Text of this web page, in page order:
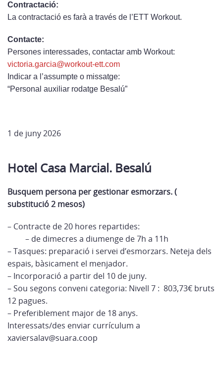
Contractació:
La contractació es farà a través de l’ETT Workout.
Contacte:
Persones interessades, contactar amb Workout:
victoria.garcia@workout-ett.com
Indicar a l’assumpte o missatge:
“Personal auxiliar rodatge Besalú”
1 de juny 2026
Hotel Casa Marcial. Besalú
Busquem persona per gestionar esmorzars. (
substitució 2 mesos)
– Contracte de 20 hores repartides:
– de dimecres a diumenge de 7h a 11h
– Tasques: preparació i servei d’esmorzars. Neteja dels
espais, bàsicament el menjador.
– Incorporació a partir del 10 de juny.
– Sou segons conveni categoria: Nivell 7 : 803,73€ bruts
12 pagues.
– Preferiblement major de 18 anys.
Interessats/des enviar currículum a
xaviersalav@suara.coop